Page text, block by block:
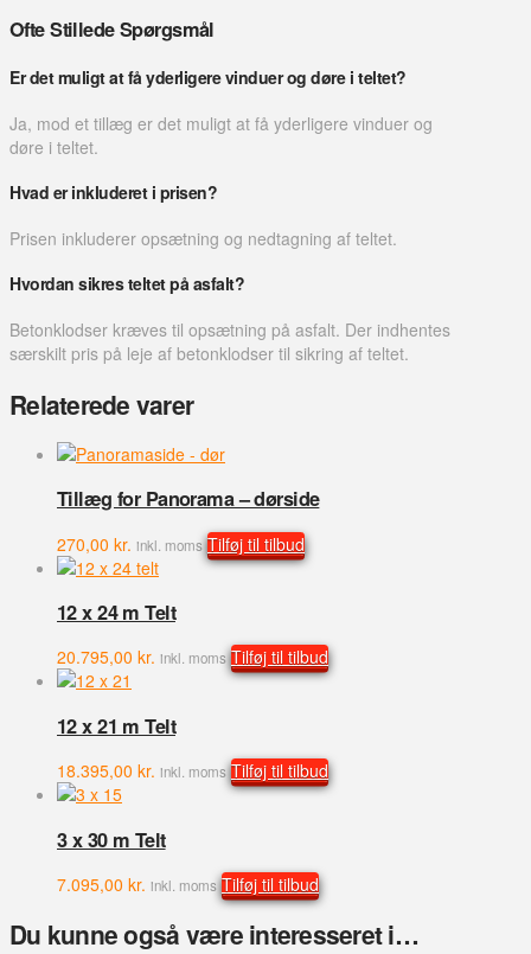
Ofte Stillede Spørgsmål
Er det muligt at få yderligere vinduer og døre i teltet?
Ja, mod et tillæg er det muligt at få yderligere vinduer og
døre i teltet.
Hvad er inkluderet i prisen?
Prisen inkluderer opsætning og nedtagning af teltet.
Hvordan sikres teltet på asfalt?
Betonklodser kræves til opsætning på asfalt. Der indhentes
særskilt pris på leje af betonklodser til sikring af teltet.
Relaterede varer
Tillæg for Panorama – dørside
270,00 kr. inkl. moms Tilføj til tilbud
12 x 24 m Telt
20.795,00 kr. inkl. moms Tilføj til tilbud
12 x 21 m Telt
18.395,00 kr. inkl. moms Tilføj til tilbud
3 x 30 m Telt
7.095,00 kr. inkl. moms Tilføj til tilbud
Du kunne også være interesseret i…